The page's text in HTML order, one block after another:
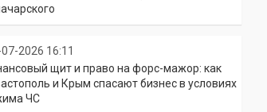
2026 16:11
щит и право на форс-мажор: как
и Крым спасают бизнес в условиях
ЧС